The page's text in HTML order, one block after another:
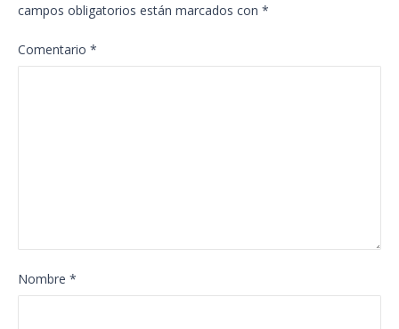
campos obligatorios están marcados con *
Comentario *
Nombre *